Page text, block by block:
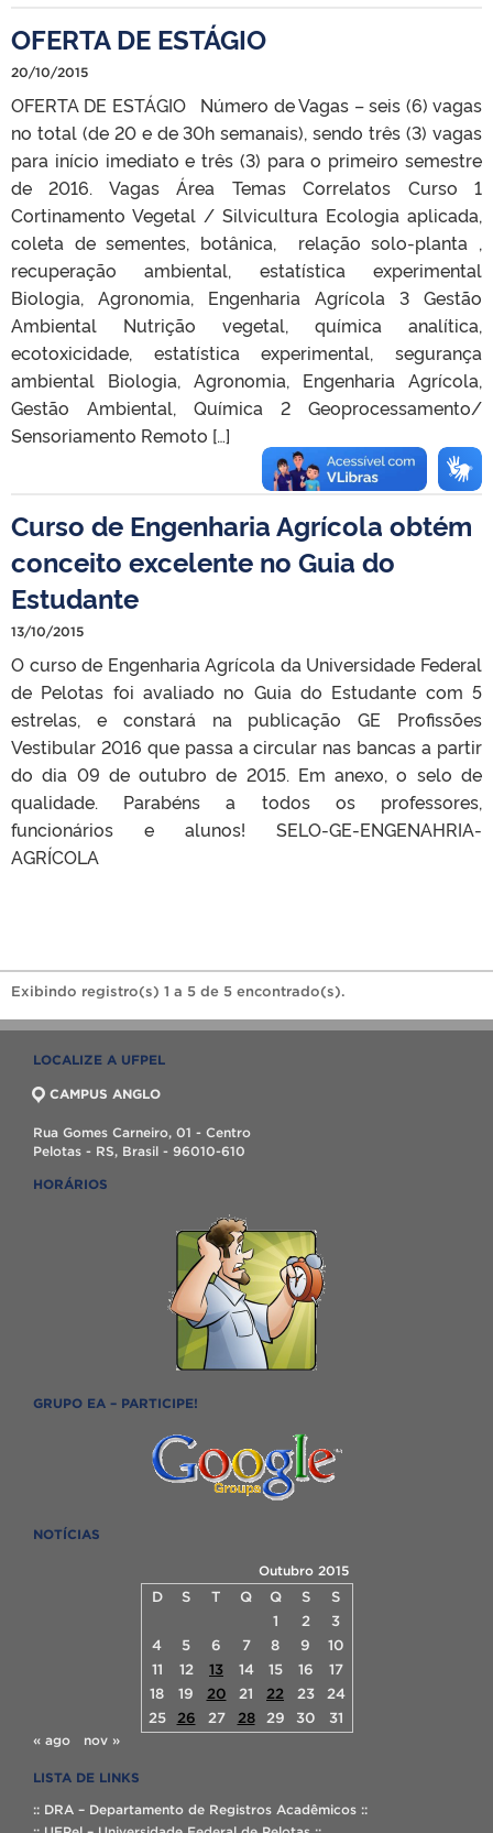
OFERTA DE ESTÁGIO
20/10/2015
OFERTA DE ESTÁGIO Número de Vagas – seis (6) vagas
no total (de 20 e de 30h semanais), sendo três (3) vagas
para início imediato e três (3) para o primeiro semestre
de 2016. Vagas Área Temas Correlatos Curso 1
Cortinamento Vegetal / Silvicultura Ecologia aplicada,
coleta de sementes, botânica, relação solo-planta ,
recuperação ambiental, estatística experimental
Biologia, Agronomia, Engenharia Agrícola 3 Gestão
Ambiental Nutrição vegetal, química analítica,
ecotoxicidade, estatística experimental, segurança
ambiental Biologia, Agronomia, Engenharia Agrícola,
Gestão Ambiental, Química 2 Geoprocessamento/
Sensoriamento Remoto […]
Curso de Engenharia Agrícola obtém
conceito excelente no Guia do
Estudante
13/10/2015
O curso de Engenharia Agrícola da Universidade Federal
de Pelotas foi avaliado no Guia do Estudante com 5
estrelas, e constará na publicação GE Profissões
Vestibular 2016 que passa a circular nas bancas a partir
do dia 09 de outubro de 2015. Em anexo, o selo de
qualidade. Parabéns a todos os professores,
funcionários e alunos! SELO-GE-ENGENAHRIA-
AGRÍCOLA
Exibindo registro(s) 1 a 5 de 5 encontrado(s).
LOCALIZE A UFPEL
CAMPUS ANGLO
Rua Gomes Carneiro, 01 - Centro
Pelotas - RS, Brasil - 96010-610
HORÁRIOS
GRUPO EA – PARTICIPE!
NOTÍCIAS
Outubro 2015
D S T Q Q S
S
1
2
3
4
5 6 7 8 9
10
11
12 13 14 15 16
17
18
19 20 21 22 23
24
25
26 27 28 29 30 31
« ago nov »
LISTA DE LINKS
:: DRA – Departamento de Registros Acadêmicos ::